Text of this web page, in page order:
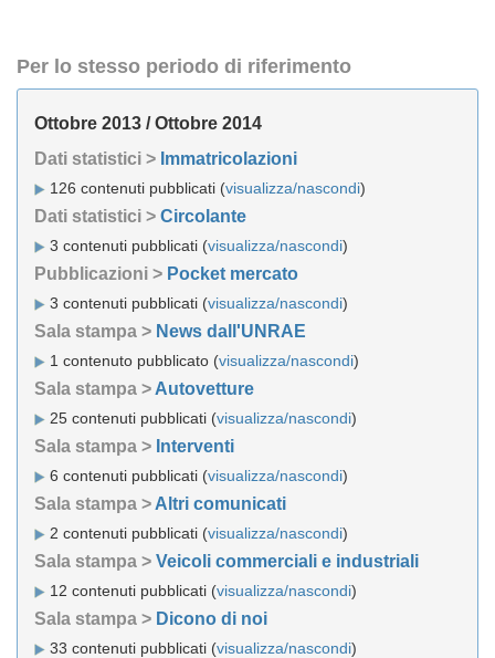
Per lo stesso periodo di riferimento
Ottobre 2013 / Ottobre 2014
Dati statistici > Immatricolazioni
126 contenuti pubblicati (visualizza/nascondi)
Dati statistici > Circolante
3 contenuti pubblicati (visualizza/nascondi)
Pubblicazioni > Pocket mercato
3 contenuti pubblicati (visualizza/nascondi)
Sala stampa > News dall'UNRAE
1 contenuto pubblicato (visualizza/nascondi)
Sala stampa > Autovetture
25 contenuti pubblicati (visualizza/nascondi)
Sala stampa > Interventi
6 contenuti pubblicati (visualizza/nascondi)
Sala stampa > Altri comunicati
2 contenuti pubblicati (visualizza/nascondi)
Sala stampa > Veicoli commerciali e industriali
12 contenuti pubblicati (visualizza/nascondi)
Sala stampa > Dicono di noi
33 contenuti pubblicati (visualizza/nascondi)